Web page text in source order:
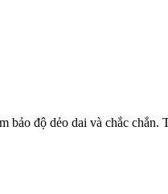
độ dẻo dai và chắc